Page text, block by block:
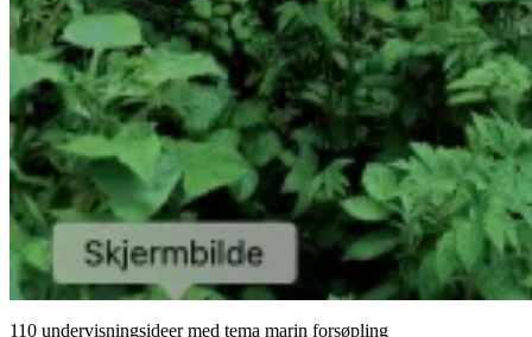
110 undervisningsideer med tema marin forsøpling